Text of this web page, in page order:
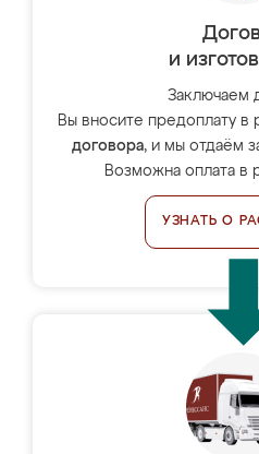
и
Заключаем
Вы вносите предоплату в
договора, и мы отдаём
Возможна оплата в
УЗНАТЬ О